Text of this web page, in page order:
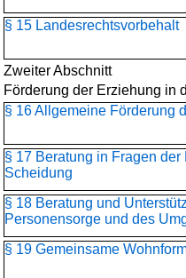
§ 15 Landesrechtsvorbehalt
Zweiter Abschnitt
Förderung der Erziehung in
§ 16 Allgemeine Förderung
§ 17 Beratung in Fragen der
Scheidung
§ 18 Beratung und
Personensorge und des
§ 19 Gemeinsame